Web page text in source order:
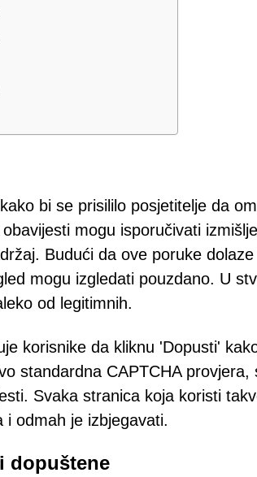
bi se prisililo posjetitelje da
mogu isporučivati
Budući da ove poruke
mogu izgledati pouzdano. U
od legitimnih.
korisnike da kliknu 'Dopusti'
standardna CAPTCHA provjera,
Svaka stranica koja koristi
odmah je izbjegavati.
dopuštene